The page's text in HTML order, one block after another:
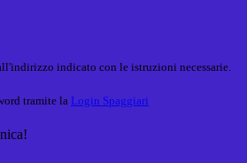
indicato con le istruzioni necessarie.
tramite la Login Spaggiari